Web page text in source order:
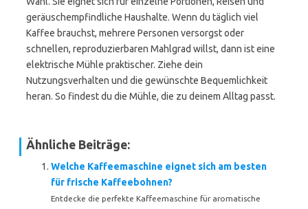
geräuschempfindliche Haushalte. Wenn du täglich viel
Kaffee brauchst, mehrere Personen versorgst oder
schnellen, reproduzierbaren Mahlgrad willst, dann ist eine
elektrische Mühle praktischer. Ziehe dein
Nutzungsverhalten und die gewünschte Bequemlichkeit
heran. So findest du die Mühle, die zu deinem Alltag passt.
Ähnliche Beiträge:
Welche Kaffeemaschine eignet sich am besten
für frische Kaffeebohnen?
Entdecke die perfekte Kaffeemaschine für aromatische